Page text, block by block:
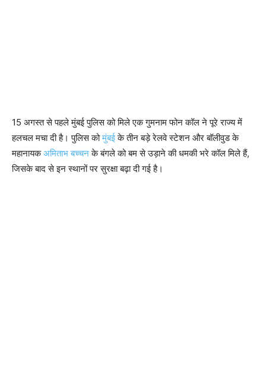
15 अगस्त से पहले मुंबई पुलिस को मिले एक गुमनाम फोन कॉल ने पूरे राज्य में
हलचल मचा दी है। पुलिस कोमुंबईके तीन बड़े रेलवे स्टेशन और बॉलीवुड के
महानायकअमिताभ बच्चनके बंगले को बम से उड़ाने की धमकी भरे कॉल मिले हैं,
जिसके बाद से इन स्थानों पर सुरक्षा बढ़ा दी गई है।